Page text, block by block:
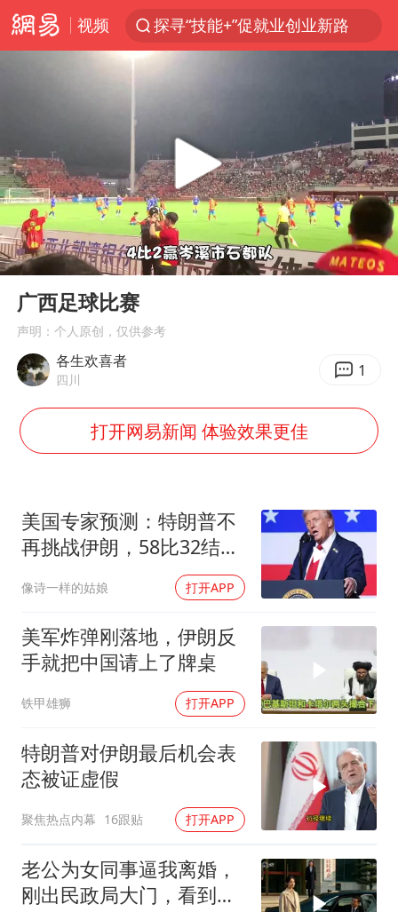
视频
探寻“技能+”促就业创业新路
38岁山东财大教授刘海明逝世
顾客结账把钱扔地上 服务员霸气扔回
李亚鹏向地铁吐血女孩捐99999元
河南试行周五下午弹性离岗
沙特否认与胡塞武装举行会谈
“银行午休1.5小时”留个窗口行不行
香港殿堂级填词人黎彼得因病离世 终年76岁
弹药库存告急 美军补货难
总书记关心百姓身边这些民生大事
Play
00:00 01:19
广西足球比赛
声明：个人原创，仅供参考
各生欢喜者
四川 1
打开网易新闻 体验效果更佳
美国专家预测：特朗普不
再挑战伊朗，58比32结果
像诗一样的姑娘 打开APP
美军炸弹刚落地，伊朗反
手就把中国请上了牌桌
铁甲雄狮 打开APP
特朗普对伊朗最后机会表
态被证虚假
聚焦热点内幕 16跟贴 打开APP
老公为女同事逼我离婚，
刚出民政局大门，看到我